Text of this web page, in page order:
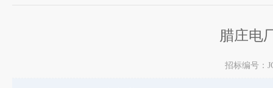
腊庄电
招标编号：